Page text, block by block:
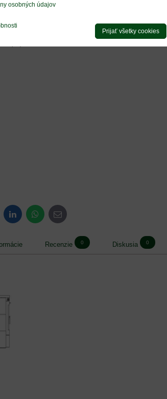
(os): nie
LinkedInWhatsApp
E-
mail
Recenzie 0 Diskusia 0
osobných údajov
Prijať všetky cookies